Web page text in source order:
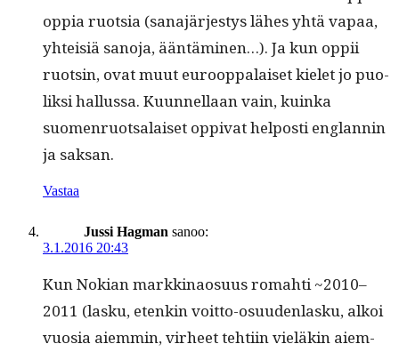
oppia ruot­sia (sana­järjestys läh­es yhtä vapaa,
yhteisiä sano­ja, ään­tämi­nen…). Ja kun oppii
ruotsin, ovat muut euroop­palaiset kielet jo puo­
lik­si hal­lus­sa. Kuun­nel­laan vain, kuin­ka
suomen­ruot­salaiset oppi­vat hel­posti englan­nin
ja saksan.
Vastaa
Jussi Hagman sanoo:
3.1.2016 20:43
Kun Nokian markki­nao­su­us rom­ahti ~2010–
2011 (lasku, etenkin voit­to-osu­u­den­lasku, alkoi
vuosia aiem­min, virheet tehti­in vieläkin aiem­